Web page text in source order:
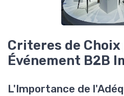
Criteres de Choix
Événement B2B
L'Importance de